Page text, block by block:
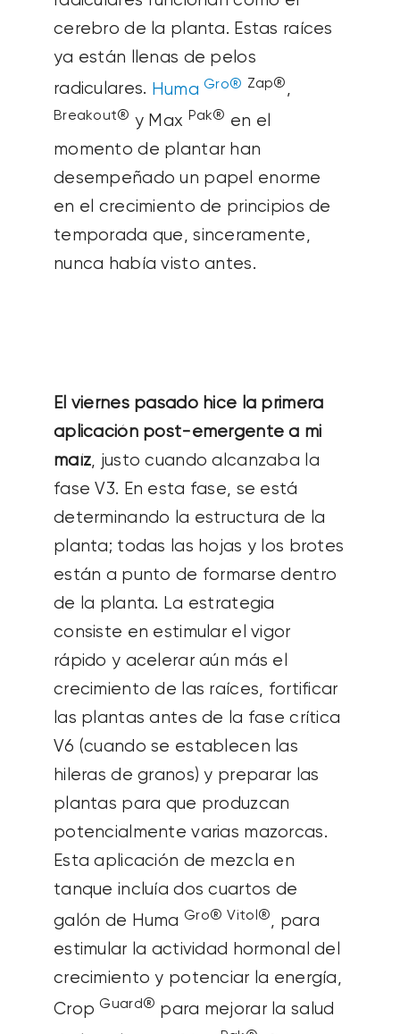
cerebro de la planta. Estas raíces
ya están llenas de pelos
radiculares. Huma Gro® Zap®,
Breakout® y Max Pak® en el
momento de plantar han
desempeñado un papel enorme
en el crecimiento de principios de
temporada que, sinceramente,
nunca había visto antes.
El viernes pasado hice la primera
aplicación post-emergente a mi
maíz, justo cuando alcanzaba la
fase V3. En esta fase, se está
determinando la estructura de la
planta; todas las hojas y los brotes
están a punto de formarse dentro
de la planta. La estrategia
consiste en estimular el vigor
rápido y acelerar aún más el
crecimiento de las raíces, fortificar
las plantas antes de la fase crítica
V6 (cuando se establecen las
hileras de granos) y preparar las
plantas para que produzcan
potencialmente varias mazorcas.
Esta aplicación de mezcla en
tanque incluía dos cuartos de
galón de Huma Gro® Vitol®, para
estimular la actividad hormonal del
crecimiento y potenciar la energía,
Crop Guard® para mejorar la salud